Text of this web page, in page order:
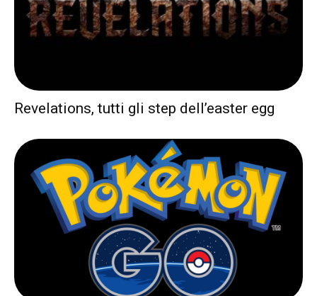
Revelations, tutti gli step dell’easter egg